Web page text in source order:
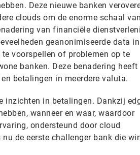
Deze nieuwe banken
clouds om de enorme schaal van
van financiële
geanonimiseerde data in
voorspellen of problemen op te
banken. Deze benadering heeft
betalingen in meerdere valuta.
inzichten in betalingen. Dankzij
wanneer en waar, waardoor
ondersteund door cloud
de eerste challenger bank die